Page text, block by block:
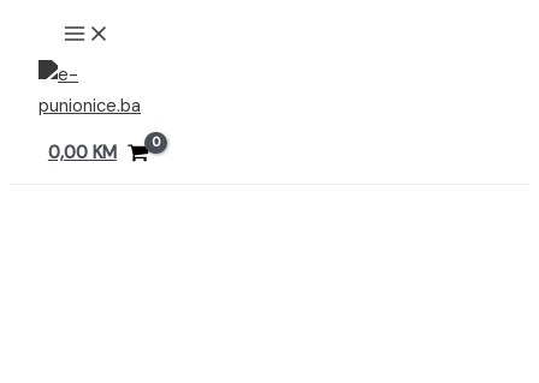
Preskoči
sadržaj
MAIN
MENU
0,00 KM